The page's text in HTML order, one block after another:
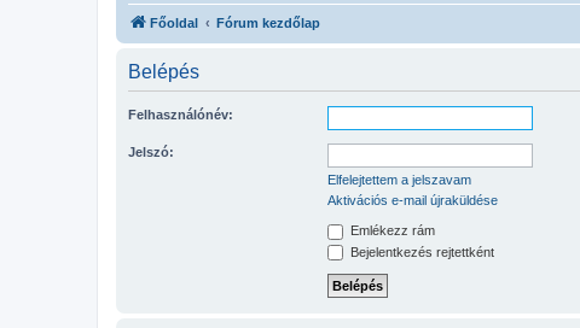
Főoldal Fórum kezdőlap
Belépés
Felhasználónév:
Jelszó:
Elfelejtettem a jelszavam
Aktivációs e-mail újraküldése
Emlékezz rám
Bejelentkezés rejtettként